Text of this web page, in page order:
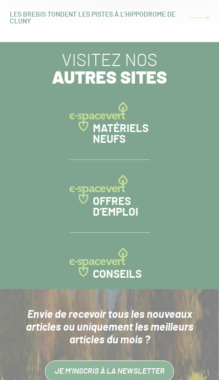
ARTICLE
LES BREBIS TONDENT LES PISTES À L’HIPPODROME DE
CLUNY
VISITEZ NOS
AUTRES SITES
MATÉRIELS
NEUFS
OFFRES
D’EMPLOI
CONSEILS
Envie de recevoir tous les nouveaux
articlesou uniquement les meilleurs
articles du mois ?
JE M’INSCRIS À LA NEWSLETTER